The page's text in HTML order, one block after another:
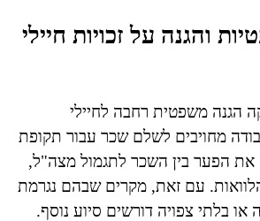
והגנה על זכויות חיילי
הגנה משפטית רחבה לחיילי
מחויבים לשלם שכר עבור תקופת
את הפער בין השכר לתגמול מצה"ל,
עם זאת, מקרים שבהם נגרמת
או בלתי צפויה דורשים סיוע נוסף.